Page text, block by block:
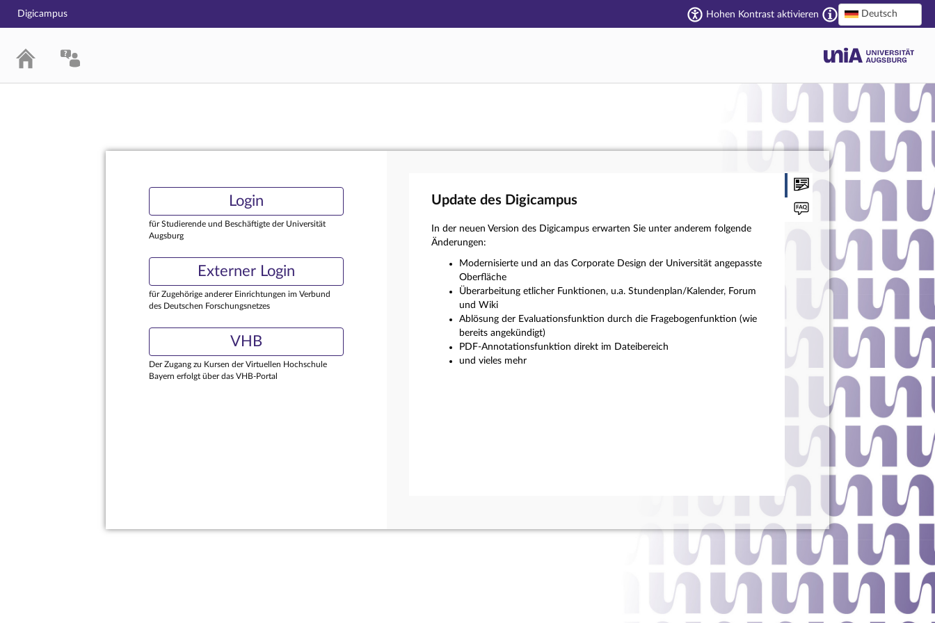
Hauptnavigation
Fußzeile
Digicampus Hohen Kontrast aktivieren Deutsch
Login
für Studierende und Beschäftigte der Universität
Augsburg
Externer Login
für Zugehörige anderer Einrichtungen im Verbund
des Deutschen Forschungsnetzes
VHB
Der Zugang zu Kursen der Virtuellen Hochschule
Bayern erfolgt über das VHB-Portal
Update des Digicampus
In der neuen Version des Digicampus erwarten Sie unter anderem folgende
Änderungen:
Modernisierte und an das Corporate Design der Universität angepasste
Oberfläche
Überarbeitung etlicher Funktionen, u.a. Stundenplan/Kalender, Forum
und Wiki
Ablösung der Evaluationsfunktion durch die Fragebogenfunktion (wie
bereits angekündigt)
PDF-Annotationsfunktion direkt im Dateibereich
und vieles mehr